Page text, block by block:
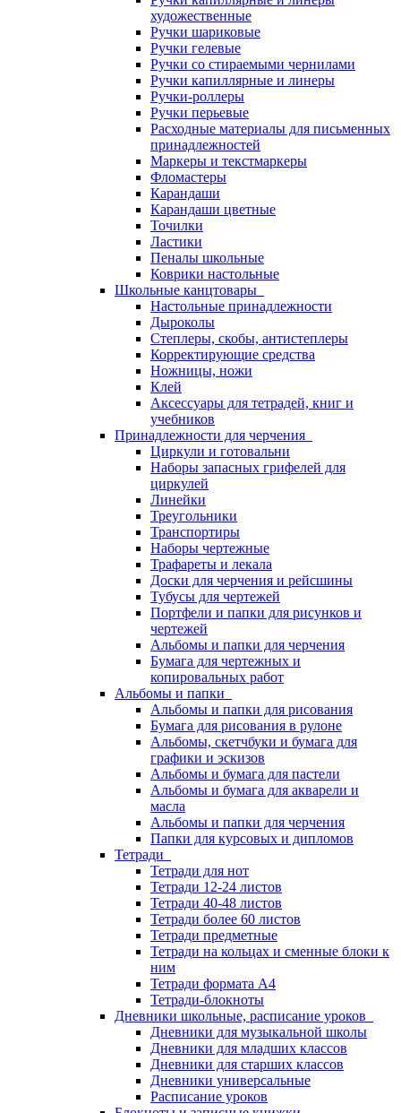
художественные
Ручки шариковые
Ручки гелевые
Ручки со стираемыми чернилами
Ручки капиллярные и линеры
Ручки-роллеры
Ручки перьевые
Расходные материалы для письменных
принадлежностей
Маркеры и текстмаркеры
Фломастеры
Карандаши
Карандаши цветные
Точилки
Ластики
Пеналы школьные
Коврики настольные
Школьные канцтовары
Настольные принадлежности
Дыроколы
Степлеры, скобы, антистеплеры
Корректирующие средства
Ножницы, ножи
Клей
Аксессуары для тетрадей, книг и
учебников
Принадлежности для черчения
Циркули и готовальни
Наборы запасных грифелей для
циркулей
Линейки
Треугольники
Транспортиры
Наборы чертежные
Трафареты и лекала
Доски для черчения и рейсшины
Тубусы для чертежей
Портфели и папки для рисунков и
чертежей
Альбомы и папки для черчения
Бумага для чертежных и
копировальных работ
Альбомы и папки
Альбомы и папки для рисования
Бумага для рисования в рулоне
Альбомы, скетчбуки и бумага для
графики и эскизов
Альбомы и бумага для пастели
Альбомы и бумага для акварели и
масла
Альбомы и папки для черчения
Папки для курсовых и дипломов
Тетради
Тетради для нот
Тетради 12-24 листов
Тетради 40-48 листов
Тетради более 60 листов
Тетради предметные
Тетради на кольцах и сменные блоки к
ним
Тетради формата А4
Тетради-блокноты
Дневники школьные, расписание уроков
Дневники для музыкальной школы
Дневники для младших классов
Дневники для старших классов
Дневники универсальные
Расписание уроков